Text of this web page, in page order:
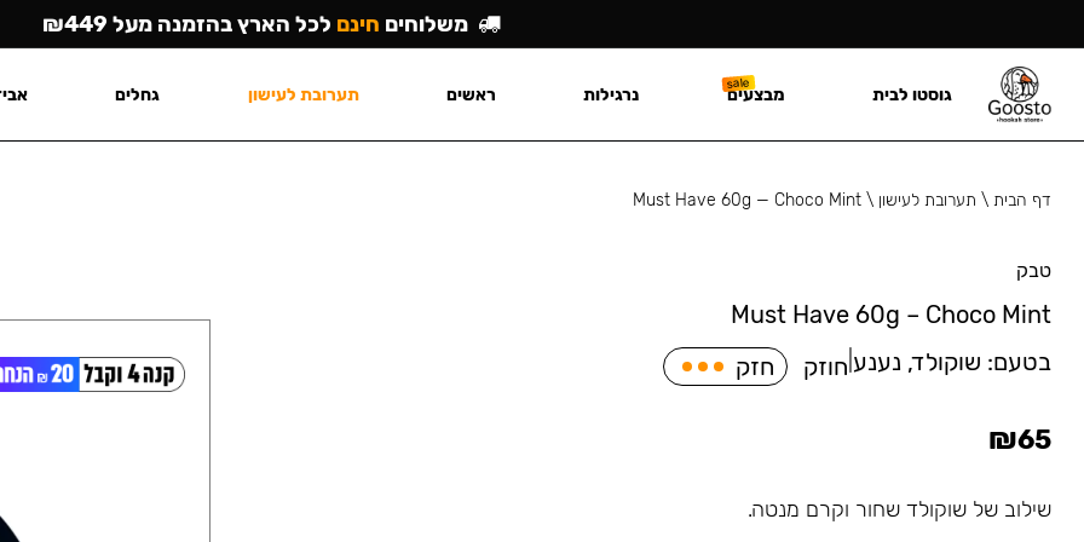
דף הבית\ תערובת לעישון \
Must Have 60g — Choco Mint
טבק
Must Have 60g – Choco Mint
בטעם: שוקולד, נענע חוזק חזק
₪65
שילוב של שוקולד שחור וקרם מנטה.
משלוחים חינם לכל הארץ בהזמנה מעל ₪449
גוסטו לבית מבצעים נרגילות ראשים תערובת לעישון גחלים